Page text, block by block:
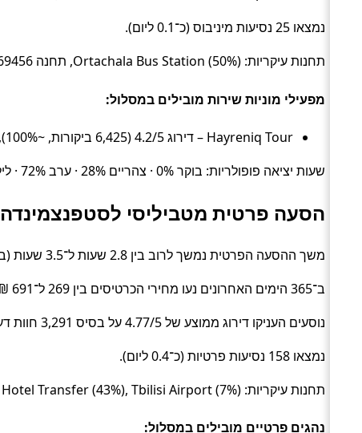
נמצאו 25 נסיעות מיניבוס (כ־0.1 ליום).
תחנות עיקריות: Ortachala Bus Station (50%), תחנה #369456 (50%).
מפעילי מוניות שירות מובילים במסלול:
Hayreniq Tour – דירוג 4.2/5 (6,425 ביקורות, ~100%), זמן ממוצע 2.3 שעות, מחיר ממוצע ~208 ₪
שעות יציאה פופולריות: בוקר 0% · צהריים 28% · ערב 72% · לילה 0%.
הסעה פרטית מטביליסי לסטפנצמינדה
משך ההסעה הפרטית נמשך לרוב בין 2.8 שעות ל־3.5 שעות (בממוצע כ־3.2 שעות) (Private transfer).
ב־365 הימים האחרונים נעו מחירי הכרטיסים בין 269 ל־691 ₪ (ממוצע כ־398 ₪).
נוסעים העניקו דירוג ממוצע של 4.77/5 על בסיס 3,291 חוות דעת.
נמצאו 158 נסיעות פרטיות (כ־0.4 ליום).
תחנות עיקריות: Stepantsminda Hotel Transfer (43%), Tbilisi Hotel Transfer (43%), Tbilisi Airport (7%).
נהגים פרטיים מובילים במסלול: